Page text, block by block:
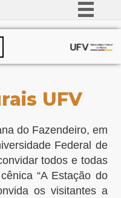
Simplifique!
Participe
Legislação
Canais
UFV
do Fazendeiro, em
Federal de
todos e todas
“A Estação do
os visitantes a